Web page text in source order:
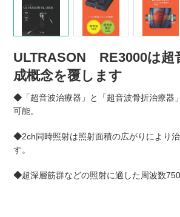
ULTRASON RE3000は超
成概念を覆します
◆ 「超音波治療器」と「超音波骨折治療器
可能。
◆2ch同時照射は照射面積の広がりにより
す。
◆超深層筋群などの照射に適した周波数